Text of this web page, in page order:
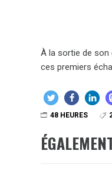
À la sortie de son
ces premiers
48 HEURES